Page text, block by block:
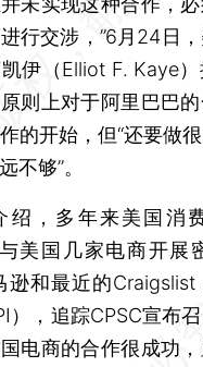
行交涉，”6月24日
伊（Elliot F. Kaye
则上对于阿里巴巴的
的开始，但“还要做
不够”。
，多年来美国消
与美国几家电商开展
逊和最近的Craigslist
），追踪CPSC宣布
电商的合作很成功